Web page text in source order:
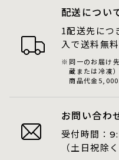
配送につい
1配送先につ
入で送料無
同一のお届け
蔵または冷凍
商品代金5,000
お問い合わ
受付時間：
（土日祝除く